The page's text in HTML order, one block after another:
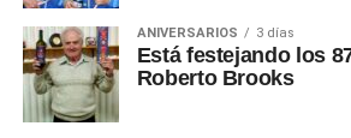
ANIVERSARIOS 3 días
Está festejando los
Roberto Brooks